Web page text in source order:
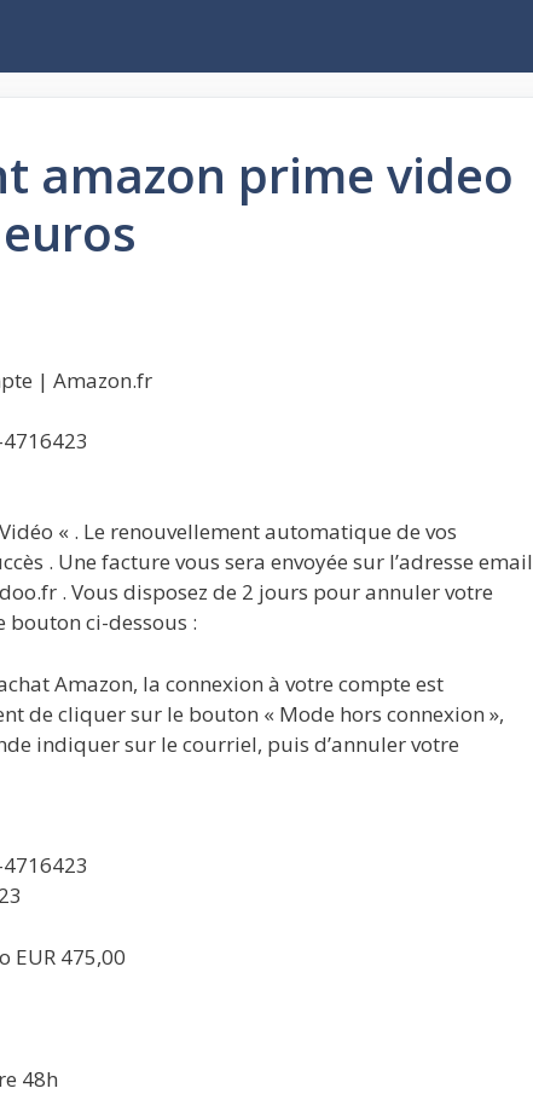
amazon prime video
| Amazon.fr
« . Le renouvellement automatique de vos
. Une facture vous sera envoyée sur l’adresse email
. Vous disposez de 2 jours pour annuler votre
ci-dessous :
Amazon, la connexion à votre compte est
de cliquer sur le bouton « Mode hors connexion »,
indiquer sur le courriel, puis d’annuler votre
EUR 475,00
48h